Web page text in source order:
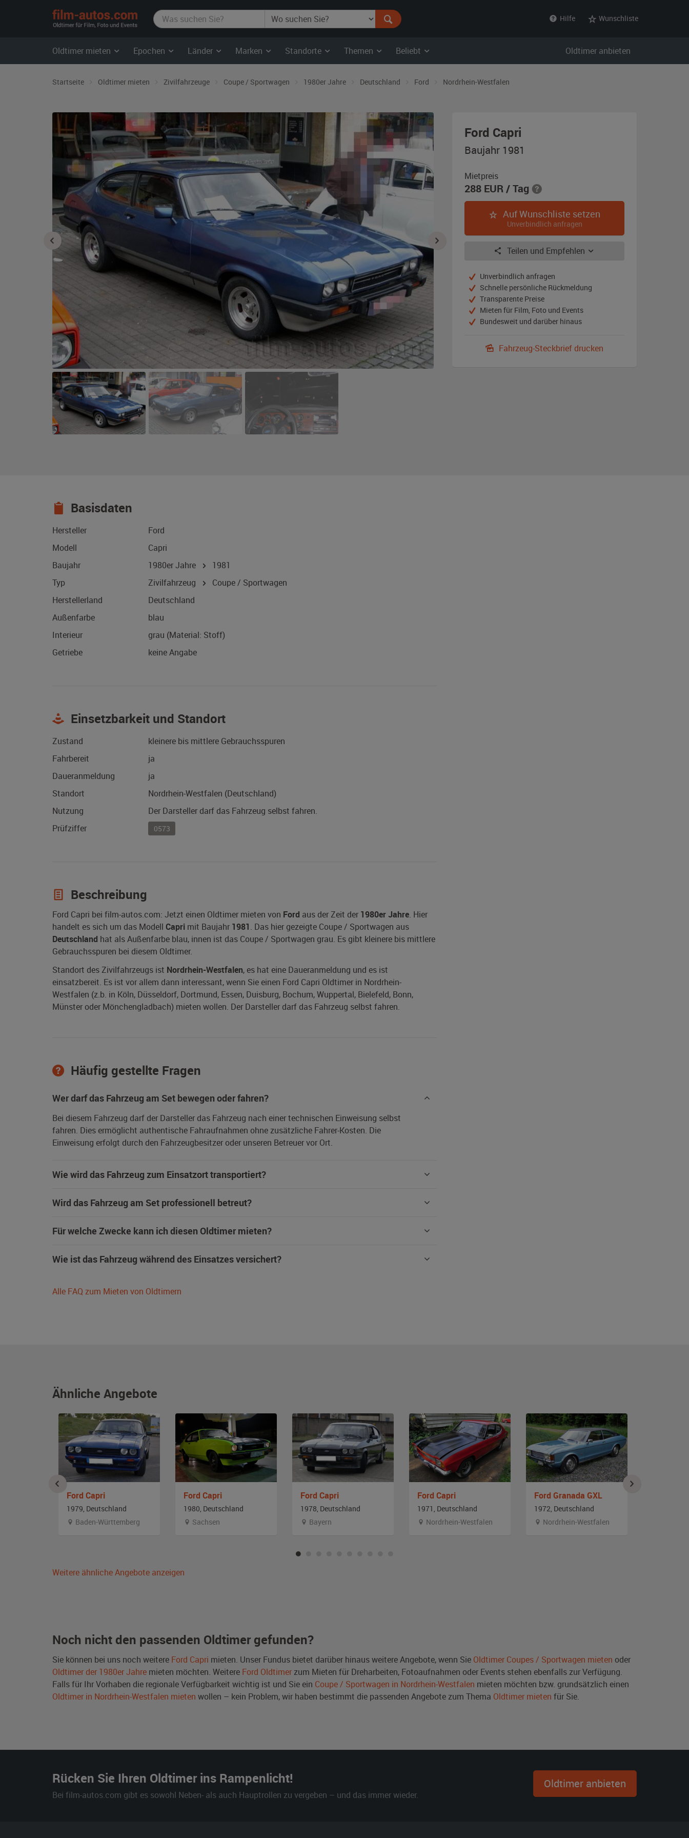
film-
autos.com
Hilfe Wunschliste
Oldtimer mieten Epochen Länder Marken Standorte Themen Beliebt Oldtimer anbieten
Startseite Oldtimer mieten Zivilfahrzeuge Coupe / Sportwagen 1980er Jahre Deutschland Ford Nordrhein-Westfalen
Ford Capri
Baujahr
Baujahr 1981
Mietpreis
288 EUR/ Tag
Auf Wunschliste setzen
Unverbindlich anfragen
Teilen und Empfehlen
Unverbindlich anfragen
Schnelle persönliche Rückmeldung
Transparente Preise
Mieten für Film, Foto und Events
Bundesweit und darüber hinaus
Fahrzeug-Steckbrief drucken
Basisdaten
Hersteller
Ford
Modell
Capri
Baujahr
1980er Jahre
1981
Typ
Zivilfahrzeug
Coupe / Sportwagen
Herstellerland
Deutschland
Außenfarbe
blau
Interieur
grau (Material: Stoff)
Getriebe
keine Angabe
Einsetzbarkeit und Standort
Zustand
kleinere bis mittlere Gebrauchsspuren
Fahrbereit
ja
Daueranmeldung
ja
Standort
Nordrhein-Westfalen (Deutschland)
Nutzung
Der Darsteller darf das Fahrzeug selbst fahren.
Prüfziffer
0573
Beschreibung
Ford Capri bei film-autos.com: Jetzt einen Oldtimer mieten von Ford aus der Zeit der 1980er Jahre. Hier
handelt es sich um das Modell Capri mit Baujahr 1981. Das hier gezeigte Coupe / Sportwagen aus
Deutschland hat als Außenfarbe blau, innen ist das Coupe / Sportwagen grau. Es gibt kleinere bis mittlere
Gebrauchsspuren bei diesem Oldtimer.
Standort des Zivilfahrzeugs ist Nordrhein-Westfalen, es hat eine Daueranmeldung und es ist
einsatzbereit. Es ist vor allem dann interessant, wenn Sie einen Ford Capri Oldtimer in Nordrhein-
Westfalen (z.b. in Köln, Düsseldorf, Dortmund, Essen, Duisburg, Bochum, Wuppertal, Bielefeld, Bonn,
Münster oder Mönchengladbach) mieten wollen. Der Darsteller darf das Fahrzeug selbst fahren.
Häufig gestellte Fragen
Wer darf das Fahrzeug am Set bewegen oder fahren?
Bei diesem Fahrzeug darf der Darsteller das Fahrzeug nach einer technischen Einweisung selbst
fahren. Dies ermöglicht authentische Fahraufnahmen ohne zusätzliche Fahrer-Kosten. Die
Einweisung erfolgt durch den Fahrzeugbesitzer oder unseren Betreuer vor Ort.
Wie wird das Fahrzeug zum Einsatzort transportiert?
Wird das Fahrzeug am Set professionell betreut?
Für welche Zwecke kann ich diesen Oldtimer mieten?
Wie ist das Fahrzeug während des Einsatzes versichert?
Alle FAQ zum Mieten von Oldtimern
Ähnliche Angebote
Ford Capri
1979, Deutschland
Baden-Württemberg
Ford Capri
1980, Deutschland
Sachsen
Ford Capri
1978, Deutschland
Bayern
Ford Capri
1971, Deutschland
Nordrhein-Westfalen
Ford Granada GXL
1972, Deutschland
Nordrhein-Westfalen
Weitere ähnliche Angebote anzeigen
Noch nicht den passenden Oldtimer gefunden?
Sie können bei uns noch weitere Ford Capri mieten. Unser Fundus bietet darüber hinaus weitere Angebote, wenn Sie Oldtimer Coupes / Sportwagen mieten oder
Oldtimer der 1980er Jahre mieten möchten. Weitere Ford Oldtimer zum Mieten für Dreharbeiten, Fotoaufnahmen oder Events stehen ebenfalls zur Verfügung.
Falls für Ihr Vorhaben die regionale Verfügbarkeit wichtig ist und Sie ein Coupe / Sportwagen in Nordrhein-Westfalen mieten möchten bzw. grundsätzlich einen
Oldtimer in Nordrhein-Westfalen mieten wollen – kein Problem, wir haben bestimmt die passenden Angebote zum Thema Oldtimer mieten für Sie.
Rücken Sie Ihren Oldtimer ins Rampenlicht!
Bei film-autos.com gibt es sowohl Neben- als auch Hauptrollen zu vergeben – und das immer wieder.
Oldtimer anbieten